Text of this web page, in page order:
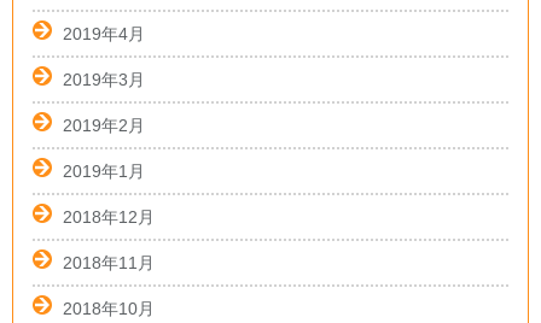
2019年4月
2019年3月
2019年2月
2019年1月
2018年12月
2018年11月
2018年10月